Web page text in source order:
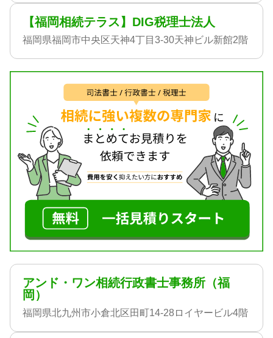
【福岡相続テラス】DIG税理士法人
福岡県福岡市中央区天神4丁目3-30天神ビル新館2階
アンド・ワン相続行政書士事務所（福
岡）
福岡県北九州市小倉北区田町14-28ロイヤービル4階